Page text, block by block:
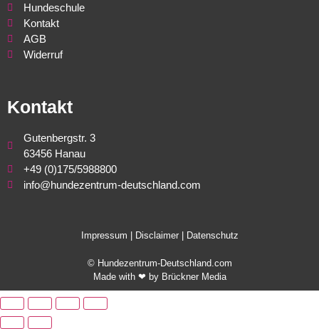
Hundeschule
Kontakt
AGB
Widerruf
Kontakt
Gutenbergstr. 3
63456 Hanau
+49 (0)175/5988800
info@hundezentrum-deutschland.com
Impressum | Disclaimer| Datenschutz
© Hundezentrum-Deutschland.com
Made with ❤ by Brückner Media